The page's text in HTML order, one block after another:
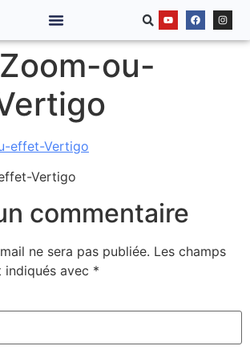
ou-
Vertigo
commentaire
ne sera pas publiée. Les champs
avec *